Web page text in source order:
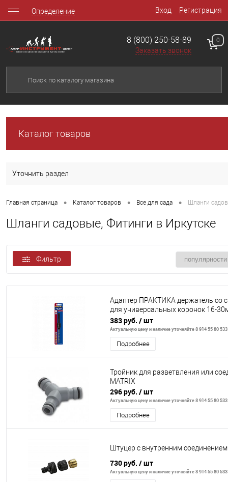
Вход Регистрация
Определение
8 (800) 250-58-89
Заказать звонок
0
Каталог товаров
Уточнить раздел
Главная страница • Каталог товаров • Все для сада • Шланги
Шланги садовые, Фитинги в Иркутске
Фильтр
Адаптер ПРАКТИКА держатель со
для универсальных коронок 16-
хвостовик SDS-plus
383 руб. / шт
Актуальную цену и наличие уточняйте 8 914 55 80 533
Подробнее
Тройник для разветвления или
MATRIX
296 руб. / шт
Актуальную цену и наличие уточняйте 8 914 55 80 533
Подробнее
Штуцер с внутренним соединением
730 руб. / шт
Актуальную цену и наличие уточняйте 8 914 55 80 533